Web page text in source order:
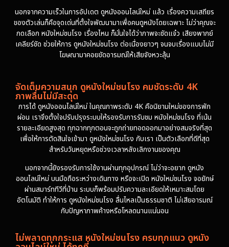
นอกจากความเร็วในการอัปเดต ดูหนังออนไลน์ใหม่ แล้ว เรื่องความเสถียร
ของตัวเล่นก็คือจุดเด่นที่ตั้งใจพัฒนามาเพื่อคนดูหนังโดยเฉพาะ ไม่ว่าคุณจะ
กดเลือก หนังใหม่ชนโรง เรื่องไหน ก็มั่นใจได้ว่าภาพจะชัดแจ๋ว เสียงพากย์
เคลียร์ชัด ช่วยให้การ ดูหนังใหม่ชนโรง ต่อเนื่องยาวๆ จนจบเรื่องแบบไม่มี
โฆษณามาคอยขัดอารมณ์ให้เสียจังหวะลุ้น
จัดเต็มความสนุก ดูหนังใหม่ชนโรง คมชัดระดับ 4K
ภาพลื่นไม่มีสะดุด
การได้ ดูหนังออนไลน์ใหม่ ในคุณภาพระดับ 4K คือนิยามใหม่ของการพัก
ผ่อน เราจึงตั้งใจปรับปรุงระบบให้รองรับการรับชม หนังใหม่ชนโรง ที่เน้น
รายละเอียดสูงสุด ทุกฉากทุกตอนจะถูกถ่ายทอดออกมาอย่างสมจริงที่สุด
เพื่อให้การตัดสินใจเข้ามา ดูหนังใหม่ชนโรง กับเรา เป็นตัวเลือกที่ดีที่สุด
สำหรับวันหยุดหรือช่วงเวลาหลังเลิกงานของคุณ
นอกจากนี้ยังรองรับการใช้งานผ่านทุกอุปกรณ์ ไม่ว่าจะอยาก ดูหนัง
ออนไลน์ใหม่ บนมือถือระหว่างเดินทาง หรือจะเปิด หนังใหม่ชนโรง จอยักษ์
ผ่านสมาร์ททีวีที่บ้าน ระบบก็พร้อมปรับความละเอียดให้เหมาะสมโดย
อัตโนมัติ ทำให้การ ดูหนังใหม่ชนโรง ลื่นไหลเป็นธรรมชาติ ไม่เสียอารมณ์
กับปัญหาภาพค้างหรือโหลดนานแน่นอน
ไม่พลาดทุกกระแส หนังใหม่ชนโรง ครบทุกแนว ดูหนัง